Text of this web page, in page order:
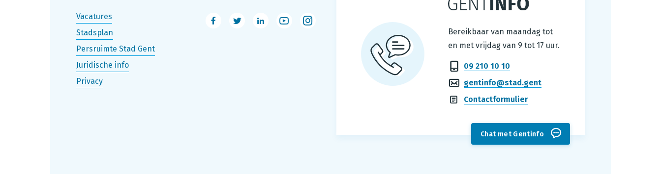
Gentinfo
Bereikbaar van maandag tot
en met vrijdag van 9 tot 17 uur.
09 210 10 10
gentinfo@stad.gent
Contactformulier
Chat met Gentinfo
Vacatures
Stadsplan
Persruimte Stad Gent
Juridische info
Privacy
Facebook LinkedInYoutubeInstagram